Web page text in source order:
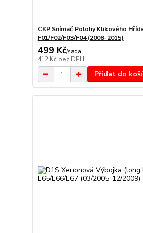
CKP Snímač Polohy Klikového
F01/F02/F03/F04 (2008-2015)
499 Kč/sada
412 Kč bez DPH
Přidat do